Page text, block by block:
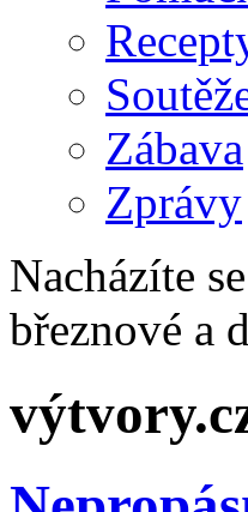
Zábava
Zprávy
Nacházíte
březnové a